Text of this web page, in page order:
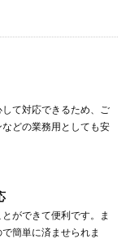
て対応できるため、ご
どの業務用としても安
ができて便利です。ま
簡単に済ませられま